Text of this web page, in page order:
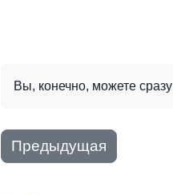
Вы, конечно, можете
Предыдущая